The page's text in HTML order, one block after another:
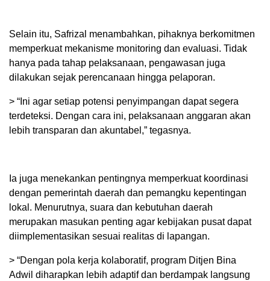
Selain itu, Safrizal menambahkan, pihaknya berkomitmen
memperkuat mekanisme monitoring dan evaluasi. Tidak
hanya pada tahap pelaksanaan, pengawasan juga
dilakukan sejak perencanaan hingga pelaporan.
> “Ini agar setiap potensi penyimpangan dapat segera
terdeteksi. Dengan cara ini, pelaksanaan anggaran akan
lebih transparan dan akuntabel,” tegasnya.
Ia juga menekankan pentingnya memperkuat koordinasi
dengan pemerintah daerah dan pemangku kepentingan
lokal. Menurutnya, suara dan kebutuhan daerah
merupakan masukan penting agar kebijakan pusat dapat
diimplementasikan sesuai realitas di lapangan.
> “Dengan pola kerja kolaboratif, program Ditjen Bina
Adwil diharapkan lebih adaptif dan berdampak langsung